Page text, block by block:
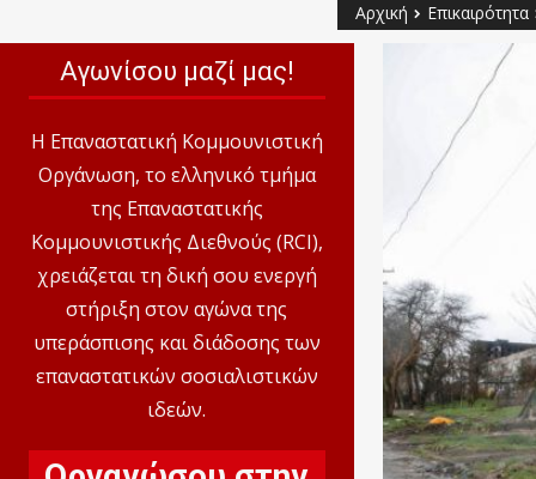
Αρχική Επικαιρότητα
Αγωνίσου μαζί μας!
Η Επαναστατική Κομμουνιστική
Οργάνωση, το ελληνικό τμήμα
της Επαναστατικής
Κομμουνιστικής Διεθνούς (RCI),
χρειάζεται τη δική σου ενεργή
στήριξη στον αγώνα της
υπεράσπισης και διάδοσης των
επαναστατικών σοσιαλιστικών
ιδεών.